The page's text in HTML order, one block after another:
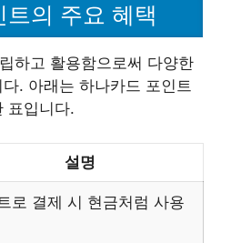
의 주요 혜택
하고 활용함으로써 다양한
. 아래는 하나카드 포인트
표입니다.
설명
로 결제 시 현금처럼 사용